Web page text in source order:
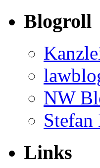
Blogroll
NW
Links